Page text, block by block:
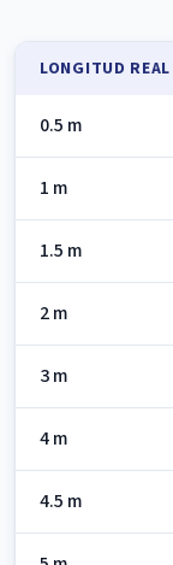
LONGITUD REAL
0.5 m
1 m
1.5 m
2 m
3 m
4 m
4.5 m